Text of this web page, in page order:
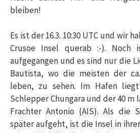
bleiben!
Es ist der 16.3. 10:30 UTC und wir
Crusoe Insel querab :-). Noch
aufgegangen und es sind nur die
Bautista, wo die meisten der
leben, zu sehen. Im Hafen
Schlepper Chungara und der 40 m
Frachter Antonio (AIS). Als die
später aufgeht, ist die Insel in